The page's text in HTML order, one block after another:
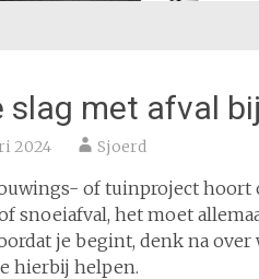
slag met afval
2024 Sjoerd
of tuinproject hoort
snoeiafval, het moet
je begint, denk na
hierbij helpen.